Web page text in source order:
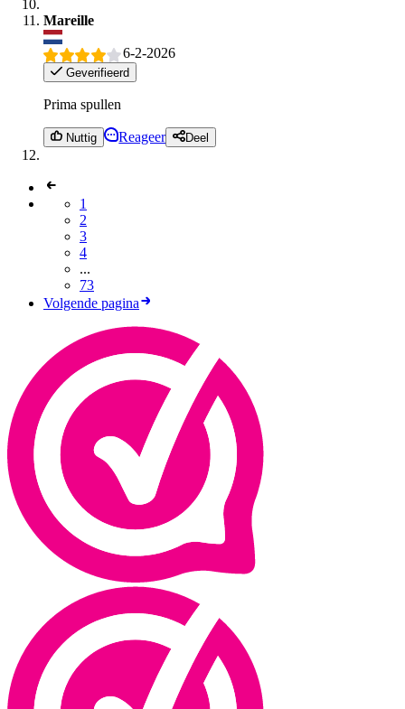
Mareille
6-2-2026
Geverifieerd
Prima spullen
Nuttig Reageer Deel
1
2
3
4
...
73
Volgende pagina